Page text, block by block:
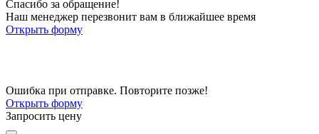
Спасибо за обращение!
Наш менеджер перезвонит вам в ближайшее время
Открыть форму
Ошибка при отправке. Повторите позже!
Открыть форму
Запросить цену